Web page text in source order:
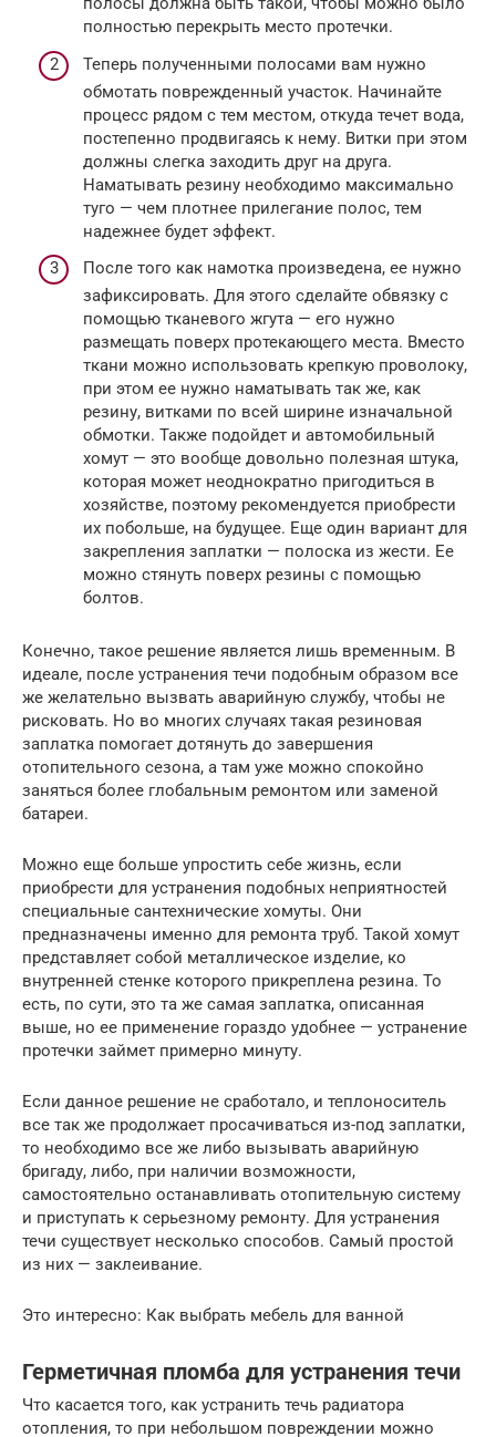
полностью перекрыть место протечки.
Теперь полученными полосами вам нужно
обмотать поврежденный участок. Начинайте
процесс рядом с тем местом, откуда течет вода,
постепенно продвигаясь к нему. Витки при этом
должны слегка заходить друг на друга.
Наматывать резину необходимо максимально
туго — чем плотнее прилегание полос, тем
надежнее будет эффект.
После того как намотка произведена, ее нужно
зафиксировать. Для этого сделайте обвязку с
помощью тканевого жгута — его нужно
размещать поверх протекающего места. Вместо
ткани можно использовать крепкую проволоку,
при этом ее нужно наматывать так же, как
резину, витками по всей ширине изначальной
обмотки. Также подойдет и автомобильный
хомут — это вообще довольно полезная штука,
которая может неоднократно пригодиться в
хозяйстве, поэтому рекомендуется приобрести
их побольше, на будущее. Еще один вариант для
закрепления заплатки — полоска из жести. Ее
можно стянуть поверх резины с помощью
болтов.
Конечно, такое решение является лишь временным. В
идеале, после устранения течи подобным образом все
же желательно вызвать аварийную службу, чтобы не
рисковать. Но во многих случаях такая резиновая
заплатка помогает дотянуть до завершения
отопительного сезона, а там уже можно спокойно
заняться более глобальным ремонтом или заменой
батареи.
Можно еще больше упростить себе жизнь, если
приобрести для устранения подобных неприятностей
специальные сантехнические хомуты. Они
предназначены именно для ремонта труб. Такой хомут
представляет собой металлическое изделие, ко
внутренней стенке которого прикреплена резина. То
есть, по сути, это та же самая заплатка, описанная
выше, но ее применение гораздо удобнее — устранение
протечки займет примерно минуту.
Если данное решение не сработало, и теплоноситель
все так же продолжает просачиваться из-под заплатки,
то необходимо все же либо вызывать аварийную
бригаду, либо, при наличии возможности,
самостоятельно останавливать отопительную систему
и приступать к серьезному ремонту. Для устранения
течи существует несколько способов. Самый простой
из них — заклеивание.
Это интересно: Как выбрать мебель для ванной
Герметичная пломба для устранения течи
Что касается того, как устранить течь радиатора
отопления, то при небольшом повреждении можно